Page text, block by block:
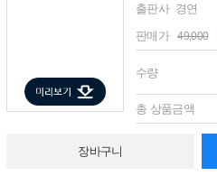
출판사 경연
판매가 49,000
수량
총 상품금액
장바구니